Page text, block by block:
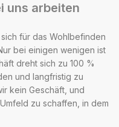
uns arbeiten
für das Wohlbefinden
bei einigen wenigen ist
dreht sich zu 100 %
und langfristig zu
kein Geschäft, und
zu schaffen, in dem